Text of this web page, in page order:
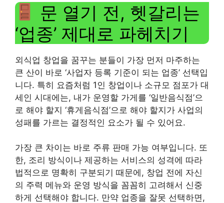
문 열기 전, 헷갈리는
‘업종’ 제대로 파헤치기
외식업 창업을 꿈꾸는 분들이 가장 먼저 마주하는
큰 산이 바로 ‘사업자 등록 기준이 되는 업종’ 선택입
니다. 특히 요즘처럼 1인 창업이나 소규모 점포가 대
세인 시대에는, 내가 운영할 가게를 ‘일반음식점’으
로 해야 할지 ‘휴게음식점’으로 해야 할지가 사업의
성패를 가르는 결정적인 요소가 될 수 있어요.
가장 큰 차이는 바로 주류 판매 가능 여부입니다. 또
한, 조리 방식이나 제공하는 서비스의 성격에 따라
법적으로 명확히 구분되기 때문에, 창업 전에 자신
의 주력 메뉴와 운영 방식을 꼼꼼히 고려해서 신중
하게 선택해야 합니다. 만약 업종을 잘못 선택하면,